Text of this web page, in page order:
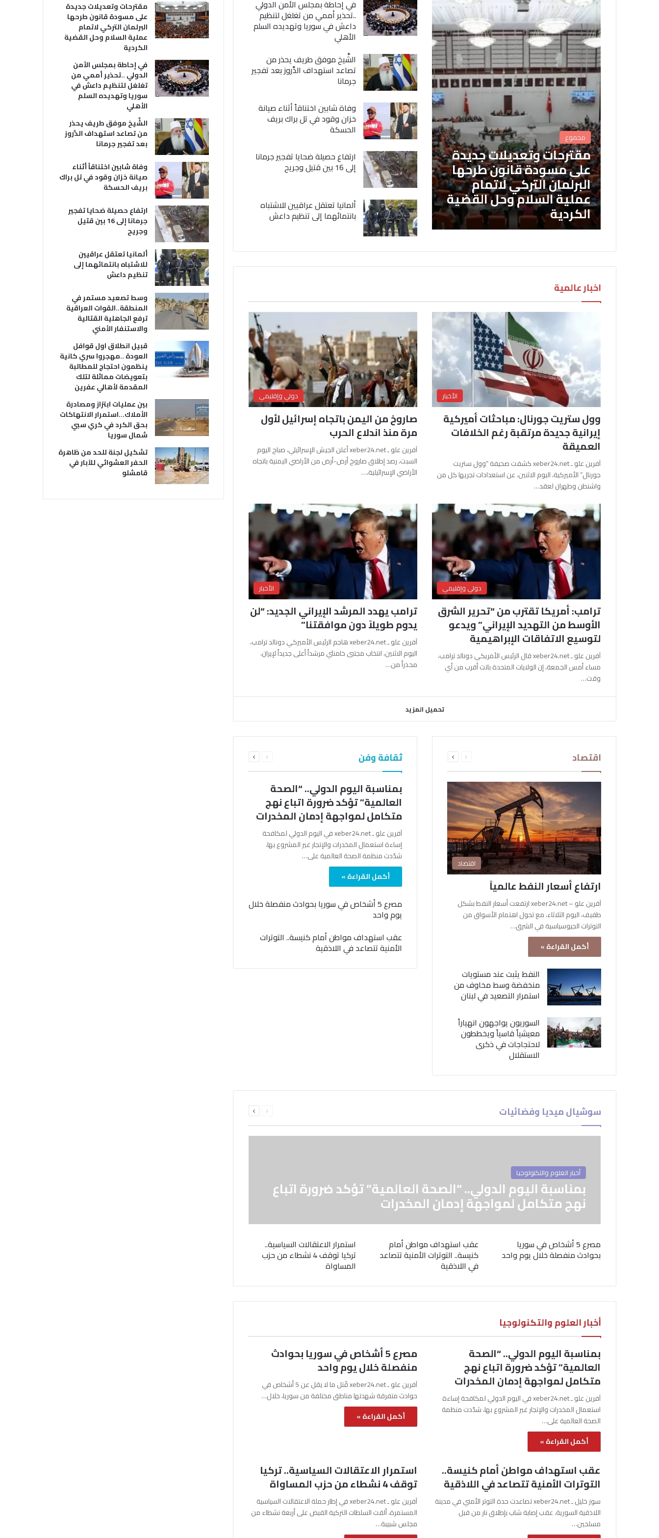
مجموع
مقترحات وتعديلات جديدة
على مسودة قانون طرحها
البرلمان التركي لاتمام
عملية السلام وحل القضية
الكردية
في إحاطة بمجلس الأمن الدولي
..تحذير أممي من تغلغل لتنظيم
داعش في سوريا وتهديده السلم
الأهلي
الشَّيخ موفق طريف يحذر من
تصاعد استهداف الدَّروز بعد تفجير
جرمانا
وفاة شابين اختناقاً أثناء صيانة
خزان وقود في تل براك بريف
الحسكة
ارتفاع حصيلة ضحايا تفجير جرمانا
إلى 16 بين قتيل وجريح
ألمانيا تعتقل عراقيين للاشتباه
بانتمائهما إلى تنظيم داعش
اخبار عالمية
الأخبار
وول ستريت جورنال: مباحثات أميركية
إيرانية جديدة مرتقبة رغم الخلافات
العميقة
آفرين علو ـ xeber24.net كشفت صحيفة “وول ستريت
جورنال” الأميركية، اليوم الاثنين، عن استعدادات تجريها كل من
واشنطن وطهران لعقد…
دولي وإقليمي
صاروخ من اليمن باتجاه إسرائيل لأول
مرة منذ اندلاع الحرب
آفرين علو ـ xeber24.net أعلن الجيش الإسرائيلي، صباح اليوم
السبت، رصد إطلاق صاروخ أرض-أرض من الأراضي اليمنية باتجاه
الأراضي الإسرائيلية،…
دولي وإقليمي
ترامب: أمريكا تقترب من “تحرير الشرق
الأوسط من التهديد الإيراني” ويدعو
لتوسيع الاتفاقات الإبراهيمية
آفرين علو ـ xeber24.net قال الرئيس الأمريكي دونالد ترامب،
مساء أمس الجمعة، إن الولايات المتحدة باتت أقرب من أي
وقت…
الأخبار
ترامب يهدد المرشد الإيراني الجديد: “لن
يدوم طويلاً دون موافقتنا”
آفرين علو ـ xeber24.net هاجم الرئيس الأميركي دونالد ترامب،
اليوم الاثنين، انتخاب مجتبى خامنئي مرشداً أعلى جديداً لإيران،
محذراً من…
تحميل المزيد
اقتصاد الصفحةالصفحة
اقتصاد
ارتفاع أسعار النفط عالمياً
آفرين علو – xeber24.net ارتفعت أسعار النفط بشكل
طفيف، اليوم الثلاثاء، مع تحول اهتمام الأسواق من
التوترات الجيوسياسية في الشرق…
أكمل القراءة »
النفط يثبت عند مستويات
منخفضة وسط مخاوف من
استمرار التصعيد في لبنان
السوريون يواجهون انهياراً
معيشياً قاسياً ويخططون
لاحتجاجات في ذكرى
الاستقلال
ثقافة وفن الصفحةالصفحة
بمناسبة اليوم الدولي.. “الصحة
العالمية” تؤكد ضرورة اتباع نهج
متكامل لمواجهة إدمان المخدرات
آفرين علو ـ xeber24.net في اليوم الدولي لمكافحة
إساءة استعمال المخدرات والإتجار غير المشروع بها،
شدّدت منظمة الصحة العالمية على…
أكمل القراءة »
مصرع 5 أشخاص في سوريا بحوادث منفصلة خلال
يوم واحد
عقب استهداف مواطن أمام كنيسة.. التوترات
الأمنية تتصاعد في اللاذقية
سوشيال ميديا وفضائيات الصفحةالصفحة
أخبار العلوم والتكنولوجيا
بمناسبة اليوم الدولي.. “الصحة العالمية” تؤكد ضرورة اتباع
نهج متكامل لمواجهة إدمان المخدرات
مصرع 5 أشخاص في سوريا
بحوادث منفصلة خلال يوم واحد
عقب استهداف مواطن أمام
كنيسة.. التوترات الأمنية تتصاعد
في اللاذقية
استمرار الاعتقالات السياسية..
تركيا توقف 4 نشطاء من حزب
المساواة
أخبار العلوم والتكنولوجيا
بمناسبة اليوم الدولي.. “الصحة
العالمية” تؤكد ضرورة اتباع نهج
متكامل لمواجهة إدمان المخدرات
آفرين علو ـ xeber24.net في اليوم الدولي لمكافحة إساءة
استعمال المخدرات والإتجار غير المشروع بها، شدّدت منظمة
الصحة العالمية على…
أكمل القراءة »
مصرع 5 أشخاص في سوريا بحوادث
منفصلة خلال يوم واحد
آفرين علو ـ xeber24.net قُتل ما لا يقل عن 5 أشخاص في
حوادث متفرقة شهدتها مناطق مختلفة من سوريا، خلال…
أكمل القراءة »
عقب استهداف مواطن أمام كنيسة..
التوترات الأمنية تتصاعد في اللاذقية
سوز خليل ـ xeber24.net تصاعدت حدة التوتر الأمني في مدينة
اللاذقية السورية، عقب إصابة شاب بإطلاق نار من قبل
مسلحين…
استمرار الاعتقالات السياسية.. تركيا
توقف 4 نشطاء من حزب المساواة
آفرين علو ـ xeber24.net في إطار حملة الاعتقالات السياسية
المستمرة، ألقت السلطات التركية القبض على أربعة نشطاء من
مجلس شبيبة…
مقترحات وتعديلات جديدة
على مسودة قانون طرحها
البرلمان التركي لاتمام
عملية السلام وحل القضية
الكردية
في إحاطة بمجلس الأمن
الدولي ..تحذير أممي من
تغلغل لتنظيم داعش في
سوريا وتهديده السلم
الأهلي
الشَّيخ موفق طريف يحذر
من تصاعد استهداف الدَّروز
بعد تفجير جرمانا
وفاة شابين اختناقاً أثناء
صيانة خزان وقود في تل براك
بريف الحسكة
ارتفاع حصيلة ضحايا تفجير
جرمانا إلى 16 بين قتيل
وجريح
ألمانيا تعتقل عراقيين
للاشتباه بانتمائهما إلى
تنظيم داعش
وسط تصعيد مستمر في
المنطقة..القوات العراقية
ترفع الجاهلية القتالية
والاستنفار الأمني
قبيل انطلاق اول قوافل
العودة ..مهجروا سري كانية
ينظمون احتجاج للمطالبة
بتعويضات مماثلة لتلك
المقدمة لأهالي عفرين
بين عمليات ابتزاز ومصادرة
الأملاك…استمرار الانتهاكات
بحق الكرد في كري سبي
شمال سوريا
تشكيل لجنة للحد من ظاهرة
الحفر العشوائي للآبار في
قامشلو